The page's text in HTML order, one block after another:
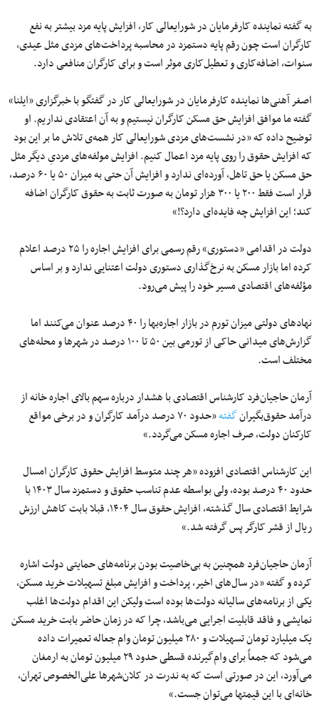
به گفته نماینده کارفرمایان در شورایعالی کار، افزایش پایه مزد بیشتر به نفع
کارگران است چون رقم پایه دستمزد در محاسبه پرداخت‌های مزدی مثل عیدی،
سنوات، اضافه‌کاری و تعطیل‌کاری موثر است و برای کارگران منافعی دارد.
اصغر آهنی‌ها نماینده کارفرمایان در شورایعالی کار در گفتگو با خبرگزاری «ایلنا»
گفته ما موافق افزایش حق مسکن کارگران نیستیم و به آن اعتقادی نداریم. او
توضیح داده که «در نشست‌های مزدی شورایعالی کار همه‌ی تلاش ما بر این بود
که افزایش حقوق را روی پایه مزد اعمال کنیم. افزایش مولفه‌های مزدیِ دیگر مثل
حق مسکن یا حق تاهل، آورده‌ای ندارد و افزایش آن حتی به میزان ۵۰ یا ۶۰ درصد،
قرار است فقط ۲۰۰ یا ۳۰۰ هزار تومان به صورت ثابت به حقوق کارگران اضافه
کند؛ این افزایش چه فایده‌ای دارد؟!»
دولت در اقدامی «دستوری» رقم رسمی برای افزایش اجاره را ۲۵ درصد اعلام
کرده اما بازار مسکن به نرخ‌گذاری دستوری دولت اعتنایی ندارد و بر اساس
مؤلفه‌های اقتصادی مسیر خود را پیش می‌رود.
نهادهای دولتی میزان تورم در بازار اجاره‌بها را ۴۰ درصد عنوان می‌کنند اما
گزارش‌های میدانی حاکی از تورمی بین ۵۰ تا ۱۰۰ درصد در شهرها و محله‌های
مختلف است.
آرمان حاجیان‌فرد کارشناس اقتصادی با هشدار درباره سهم بالای اجاره خانه از
درآمد حقوق‌بگیرانگفته
«حدود ۷۰ درصد درآمد کارگران و در برخی مواقع
کارکنان دولت، صرف اجاره مسکن می‌گردد.»
این کارشناس اقتصادی افزوده «هر چند متوسط افزایش حقوق کارگران امسال
حدود ۴۰ درصد بوده، ولی بواسطه عدم تناسب حقوق و دستمزد سال ۱۴۰۳ با
شرایط اقتصادی سال گذشته، افزایش حقوق سال ۱۴۰۴، قبلا بابت کاهش ارزش
ریال از قشر کارگر پس گرفته شد.»
آرمان حاجیان‌فرد همچنین به بی‌خاصیت بودن برنامه‌های حمایتی دولت اشاره
کرده و گفته «در سال‌های اخیر، پرداخت و افزایش مبلغ تسهیلات خرید مسکن،
یکی از برنامه‌های سالیانه دولت‌ها بوده است ولیکن این اقدام دولت‌ها اغلب
نمایشی و فاقد قابلیت اجرایی می‌باشد، چرا که در زمان حاضر بابت خرید مسکن
یک میلیارد تومان تسهیلات و ۲۸۰ میلیون تومان وام جعاله تعمیرات داده
می‌شود که جمعاً برای وام‌گیرنده قسطی حدود ۲۹ میلیون تومان به‌ ارمغان
می‌آورد، این در صورتی است که به‌ ندرت در کلان‌شهرها علی‌الخصوص تهران،
خانه‌ای با این قیمتها می‌توان جست.»